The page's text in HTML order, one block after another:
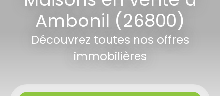
Être rappelé
Ambonil (26800)
Découvrez toutes nos offres
immobilières